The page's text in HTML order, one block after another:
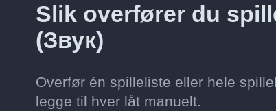
Slik overfører du
(Звук)
Overfør én spilleliste eller hele
legge til hver låt manuelt.